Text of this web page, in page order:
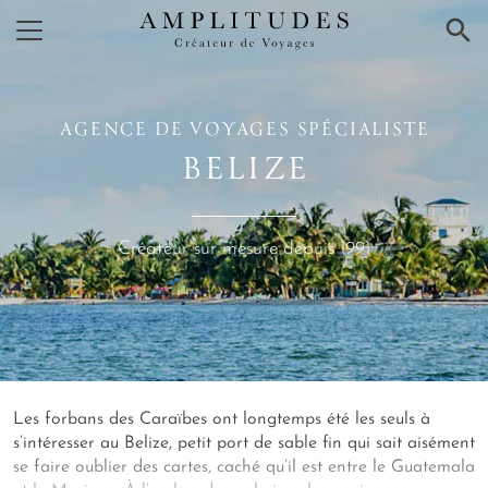
×
AGENCE DE VOYAGES SPÉCIALISTE
BELIZE
Créateur sur mesure depuis 1991
Les forbans des Caraïbes ont longtemps été les seuls à
s’intéresser au Belize, petit port de sable fin qui sait aisément
se faire oublier des cartes, caché qu’il est entre le Guatemala